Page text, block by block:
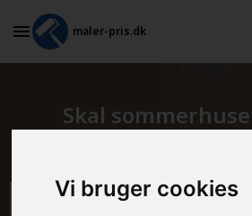
Vi bruger cookies
maler-pris.dk
Skal